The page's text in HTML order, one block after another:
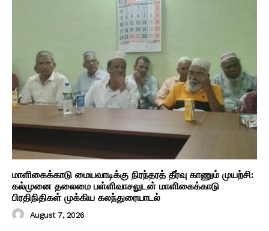
மாளிகைக்காடு மையவாடிக்கு நிரந்தரத் தீர்வு காணும் முயற்சி:
கல்முனை தலைமை பள்ளிவாசலுடன் மாளிகைக்காடு
பிரதிநிதிகள் முக்கிய கலந்துரையாடல்
August 7, 2026